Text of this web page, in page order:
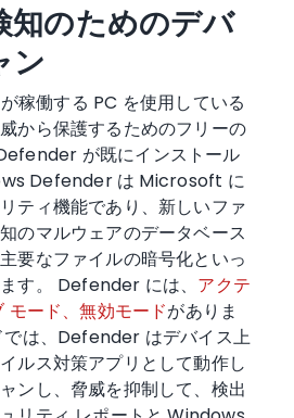
知のためのデバ
ン
稼働する PC を使用している
から保護するためのフリーの
が既にインストール
Defender は Microsoft に
ティ機能であり、新しいファ
のマルウェアのデータベース
要なファイルの暗号化といっ
す。 Defender には、 アクテ
モード、無効モードがありま
では、Defender はデバイス上
ルス対策アプリとして動作し
ンし、脅威を抑制して、検出